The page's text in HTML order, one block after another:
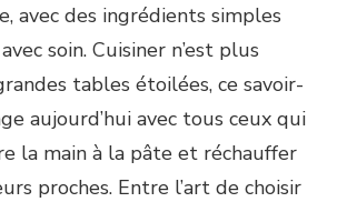
avec des ingrédients simples
soin. Cuisiner n’est plus
tables étoilées, ce savoir-
aujourd’hui avec tous ceux qui
la main à la pâte et réchauffer
proches. Entre l’art de choisir